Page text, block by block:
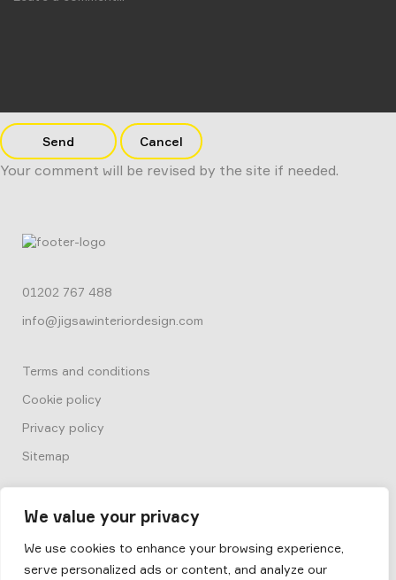
We value your privacy
We use cookies to enhance your browsing experience,
serve personalized ads or content, and analyze our
Send Cancel
Your comment will be revised by the site if needed.
01202 767 488
info@jigsawinteriordesign.com
Terms and conditions
Cookie policy
Privacy policy
Sitemap
© 2026Box by Jigsaw